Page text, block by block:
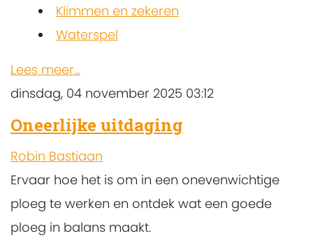
Klimmen en zekeren
Waterspel
Lees meer...
dinsdag, 04 november 2025 03:12
Oneerlijke uitdaging
Robin Bastiaan
Ervaar hoe het is om in een onevenwichtige
ploeg te werken en ontdek wat een goede
ploeg in balans maakt.